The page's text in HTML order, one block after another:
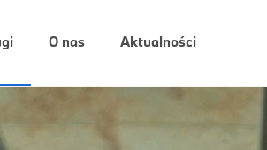
O nas Aktualności